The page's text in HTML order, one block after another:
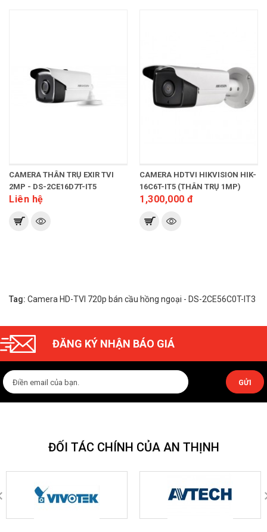
CAMERA THÂN TRỤ EXIR TVI
2MP - DS-2CE16D7T-IT5
Liên hệ
CAMERA HDTVI HIKVISION HIK-
16C6T-IT5 (THÂN TRỤ 1MP)
1,300,000 đ
Tag: Camera HD-TVI 720p bán cầu hồng ngoại - DS-2CE56C0T-IT3
ĐĂNG KÝ NHẬN BÁO GIÁ
GỬI
ĐỐI TÁC CHÍNH CỦA AN THỊNH